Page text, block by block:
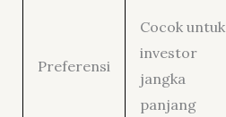
Preferensi
Cocok untuk
investor
jangka
panjang